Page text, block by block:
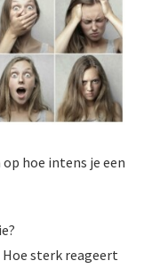
hoe intens je een
Hoe sterk reageert